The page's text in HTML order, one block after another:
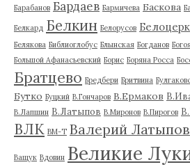
Барабанов Бардаев Бармичева Баскова
Белкард Белкин Белорусов
Белякова Библиоглобус Блынская Богданов
Большой Афанасьевский Борис Боряна Росса
Братцево Бредбери Бритвина
Бутко Буцкий В.Гончаров В.Ермаков
В.Лапшин В.Латыпов В.Миронов В.Пирогов
ВЛК ВМ-Т Валерий Латыпов
Ващук Вдовин Великие